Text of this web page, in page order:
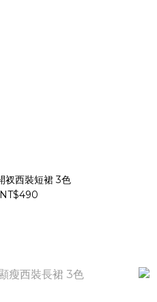
衩西裝短裙 3色
NT$490